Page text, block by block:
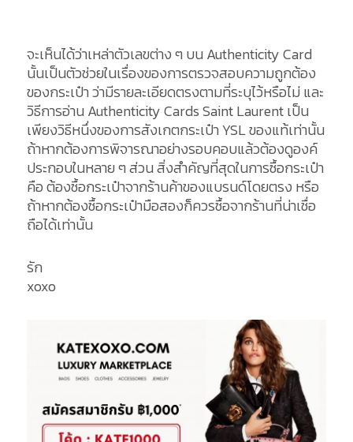
จะเห็นได้ว่าเหล่าตัวเลขต่าง ๆ บน Authenticity Card
นั้นเป็นตัวช่วยในเรื่องของการตรวจสอบความถูกต้อง
ของกระเป๋า ว่ามีรายละเอียดตรงตามที่ระบุไว้หรือไม่ และ
วิธีการอ่าน Authenticity Cards Saint Laurent เป็น
เพียงวิธีหนึ่งของการสังเกตกระเป๋า YSL ของแท้เท่านั้น
ถ้าหากต้องการพิจารณาอย่างรอบคอบแล้วต้องดูองค์
ประกอบในหลาย ๆ ส่วน สิ่งสำคัญที่สุดในการซื้อกระเป๋า
คือ ต้องซื้อกระเป๋าจากร้านค้าของแบรนด์โดยตรง หรือ
ถ้าหากต้องซื้อกระเป๋ามือสองก็ควรซื้อจากร้านที่น่าเชื่อ
ถือได้เท่านั้น
รัก
xoxo